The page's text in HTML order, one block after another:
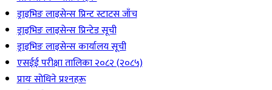
ड्राइभिङ लाइसेन्स प्रिन्ट स्टाटस जाँच
ड्राइभिङ लाइसेन्स प्रिन्टेड सूची
ड्राइभिङ लाइसेन्स कार्यालय सूची
एसईई परीक्षा तालिका २०८२ (२०८५)
प्रायः सोधिने प्रश्‍नहरू